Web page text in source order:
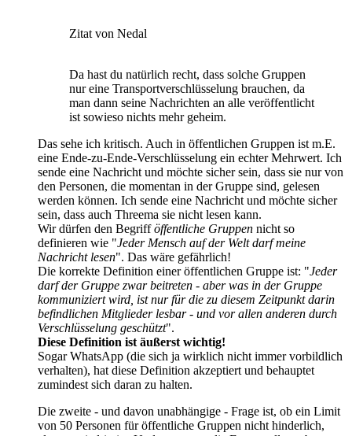
Zitat von Nedal
Da hast du natürlich recht, dass solche Gruppen
nur eine Transportverschlüsselung brauchen, da
man dann seine Nachrichten an alle veröffentlicht
ist sowieso nichts mehr geheim.
Das sehe ich kritisch. Auch in öffentlichen Gruppen ist m.E.
eine Ende-zu-Ende-Verschlüsselung ein echter Mehrwert. Ich
sende eine Nachricht und möchte sicher sein, dass sie nur von
den Personen, die momentan in der Gruppe sind, gelesen
werden können. Ich sende eine Nachricht und möchte sicher
sein, dass auch Threema sie nicht lesen kann.
Wir dürfen den Begrifföffentliche Gruppen nicht so
definieren wie "Jeder Mensch auf der Welt darf meine
Nachricht lesen". Das wäre gefährlich!
Die korrekte Definition einer öffentlichen Gruppe ist: "Jeder
darf der Gruppe zwar beitreten - aber was in der Gruppe
kommuniziert wird, ist nur für die zu diesem Zeitpunkt darin
befindlichen Mitglieder lesbar - und vor allen anderen durch
Verschlüsselung geschützt".
Diese Definition ist äußerst wichtig!
Sogar WhatsApp (die sich ja wirklich nicht immer vorbildlich
verhalten), hat diese Definition akzeptiert und behauptet
zumindest sich daran zu halten.
Die zweite - und davon unabhängige - Frage ist, ob ein Limit
von 50 Personen für öffentliche Gruppen nicht hinderlich,